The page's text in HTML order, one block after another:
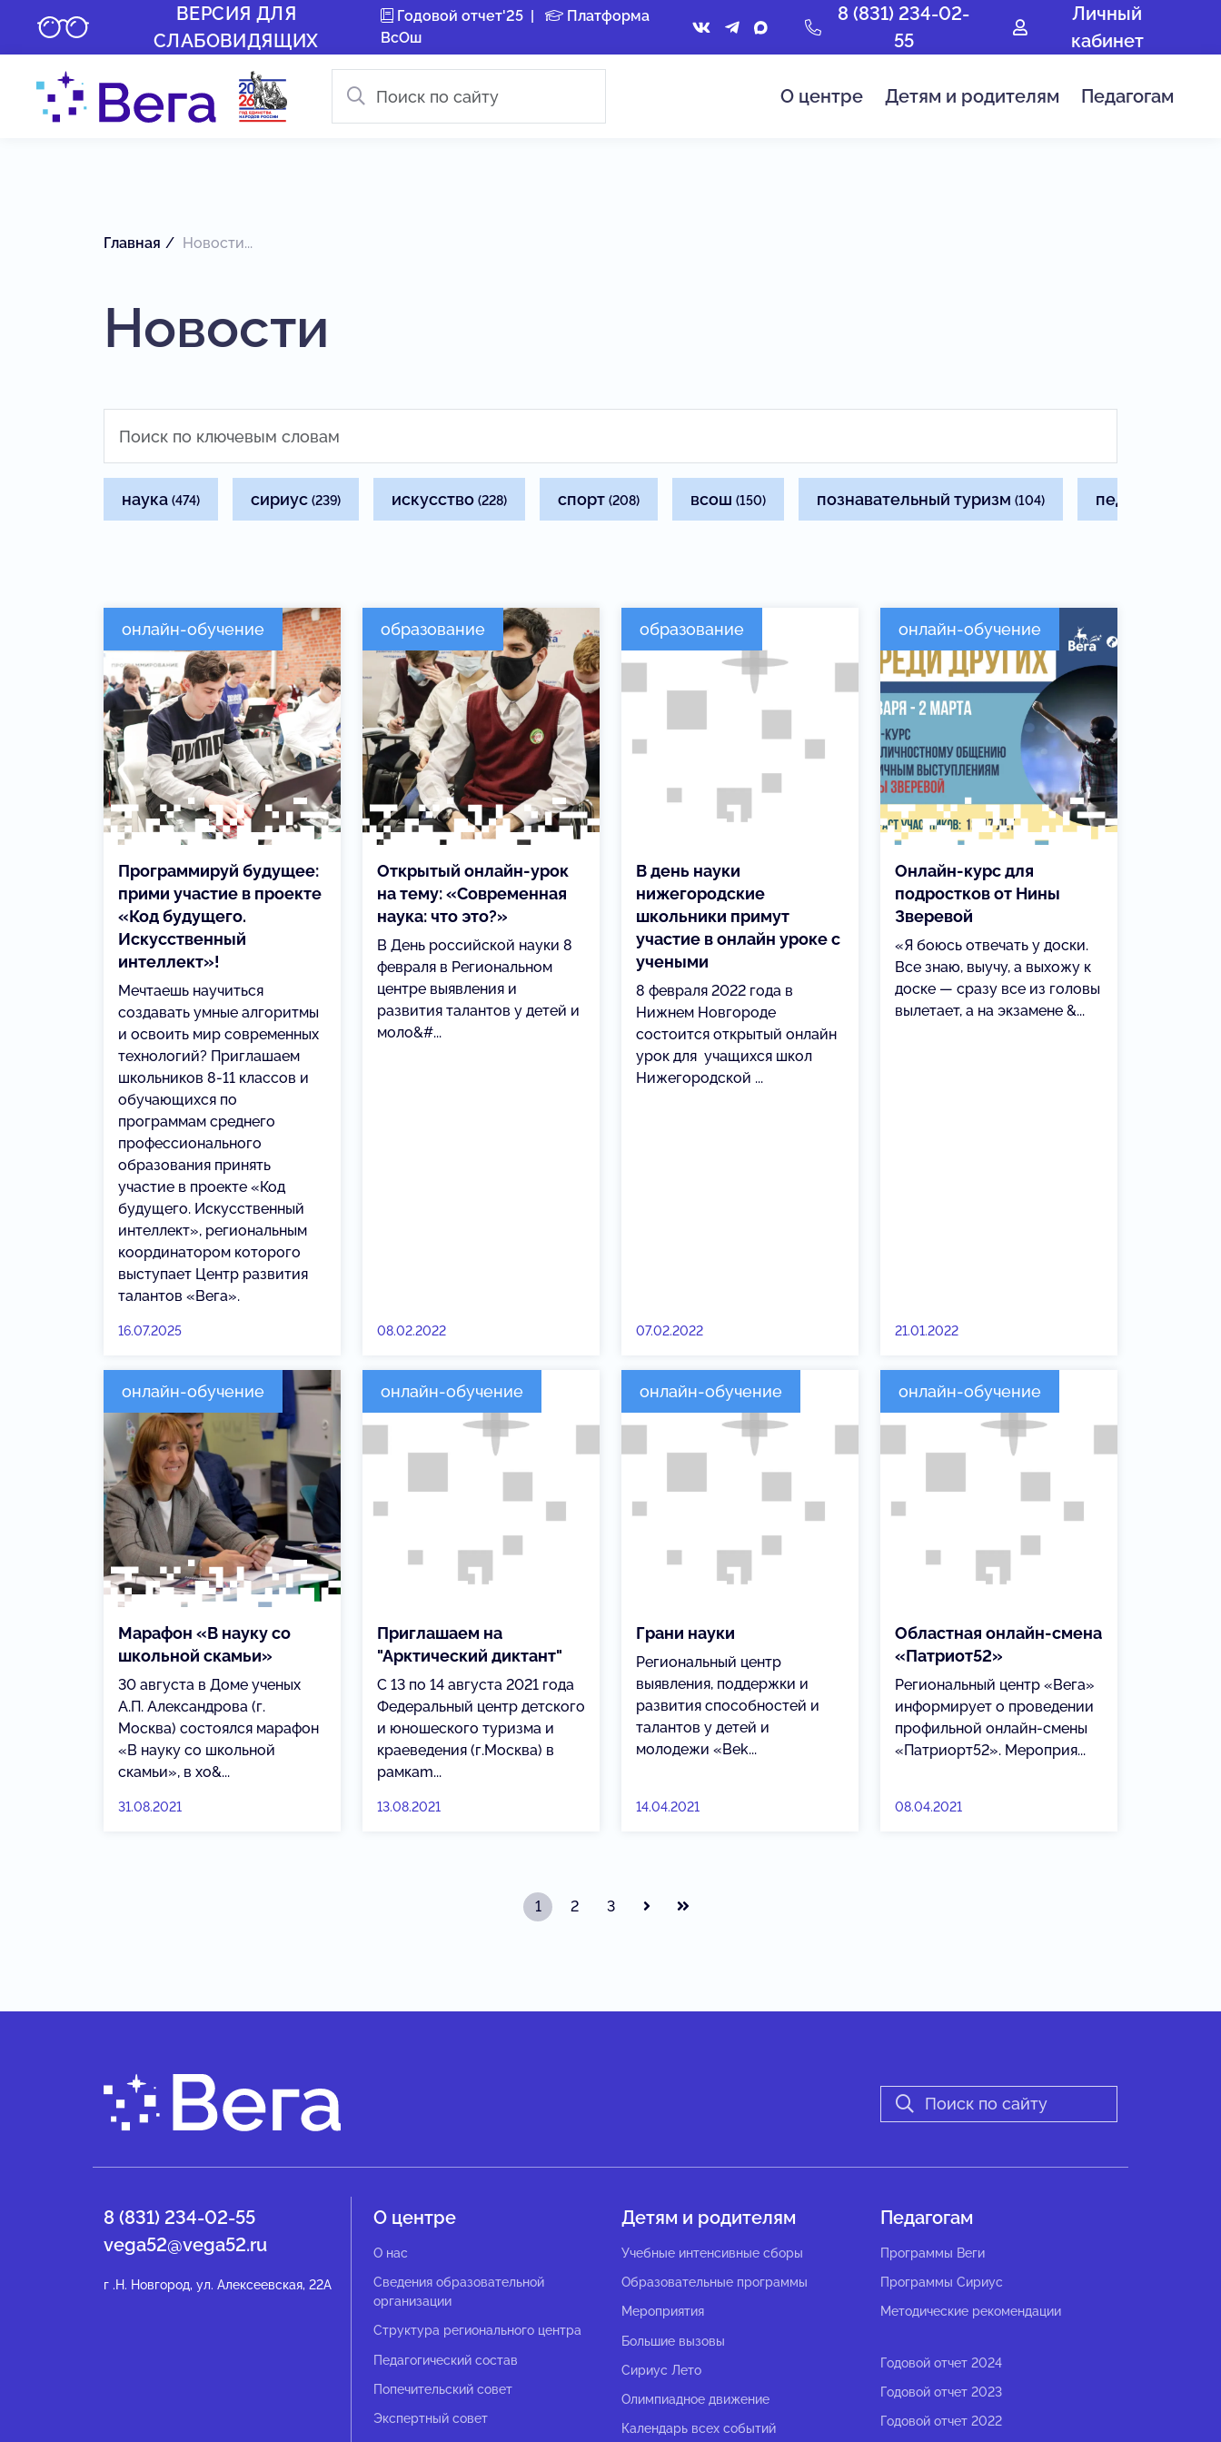
ВЕРСИЯ ДЛЯ
СЛАБОВИДЯЩИХ
Годовой отчет'25|
Платформа
ВсОш
8 (831) 234-02-
55
Личный
кабинет
О центре Детям и родителям Педагогам
Главная Новости...
Новости
наука (474) сириус (239) искусство (228) спорт (208) всош (150) познавательный туризм (104) педагогам
онлайн-обучение
Программируй будущее:
прими участие в проекте
«Код будущего.
Искусственный
интеллект»!
Мечтаешь научиться
создавать умные алгоритмы
и освоить мир современных
технологий? Приглашаем
школьников 8-11 классов и
обучающихся по
программам среднего
профессионального
образования принять
участие в проекте «Код
будущего. Искусственный
интеллект», региональным
координатором которого
выступает Центр развития
талантов «Вега».
16.07.2025
образование
Открытый онлайн-урок
на тему: «Современная
наука: что это?»
В День российской науки 8
февраля в Региональном
центре выявления и
развития талантов у детей и
моло&#...
08.02.2022
образование
В день науки
нижегородские
школьники примут
участие в онлайн уроке с
учеными
8 февраля 2022 года в
Нижнем Новгороде
состоится открытый онлайн
урок для учащихся школ
Нижегородской ...
07.02.2022
онлайн-обучение
Онлайн-курс для
подростков от Нины
Зверевой
«Я боюсь отвечать у доски.
Все знаю, выучу, а выхожу к
доске — сразу все из головы
вылетает, а на экзамене &...
21.01.2022
онлайн-обучение
Марафон «В науку со
школьной скамьи»
30 августа в Доме ученых
А.П. Александрова (г.
Москва) состоялся марафон
«В науку со школьной
скамьи», в хо&...
31.08.2021
онлайн-обучение
Приглашаем на
"Арктический диктант"
С 13 по 14 августа 2021 года
Федеральный центр детского
и юношеского туризма и
краеведения (г.Москва) в
рамкаm...
13.08.2021
онлайн-обучение
Грани науки
Региональный центр
выявления, поддержки и
развития способностей и
талантов у детей и
молодежи «Веk...
14.04.2021
онлайн-обучение
Областная онлайн-смена
«Патриот52»
Региональный центр «Вега»
информирует о проведении
профильной онлайн-смены
«Патриорт52». Мероприя...
08.04.2021
1 2 3
8 (831) 234-02-55
vega52@vega52.ru
г .Н. Новгород, ул. Алексеевская, 22А
О центре
О нас
Сведения образовательной
организации
Структура регионального центра
Педагогический состав
Попечительский совет
Экспертный совет
Детям и родителям
Учебные интенсивные сборы
Образовательные программы
Мероприятия
Большие вызовы
Сириус Лето
Олимпиадное движение
Календарь всех событий
Педагогам
Программы Веги
Программы Сириус
Методические рекомендации
Годовой отчет 2024
Годовой отчет 2023
Годовой отчет 2022